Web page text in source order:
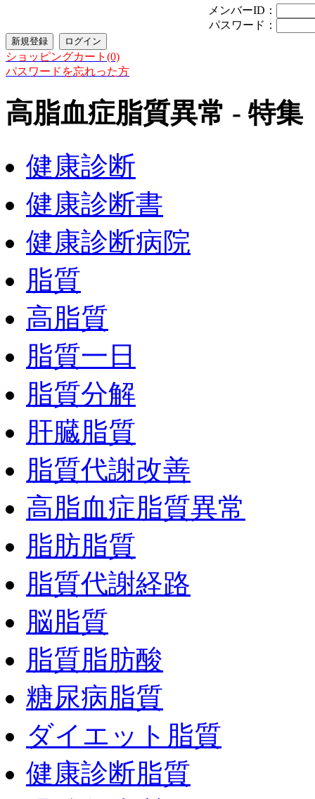
メンバーID：
パスワード：
ショッピングカート(0)
パスワードを忘れった方
高脂血症脂質異常 - 特集
健康診断
健康診断書
健康診断病院
脂質
高脂質
脂質一日
脂質分解
肝臓脂質
脂質代謝改善
高脂血症脂質異常
脂肪脂質
脂質代謝経路
脳脂質
脂質脂肪酸
糖尿病脂質
ダイエット脂質
健康診断脂質